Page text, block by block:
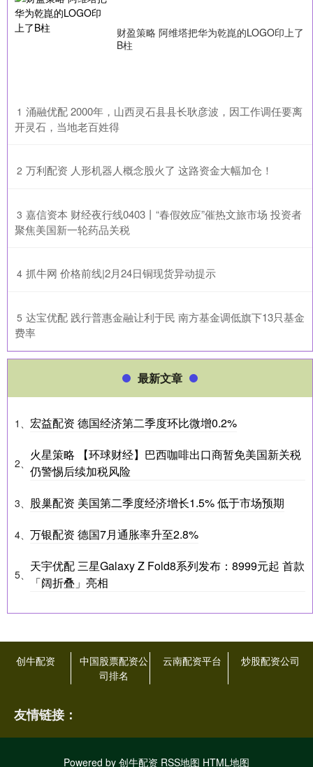
财盈策略 阿维塔把华为乾崑的LOGO印上了
B柱
1 ​涌融优配 2000年，山西灵石县县长耿彦波，因工作调任要离
开灵石，当地老百姓得
2 ​万利配资 人形机器人概念股火了 这路资金大幅加仓！
3 ​嘉信资本 财经夜行线0403丨“春假效应”催热文旅市场 投资者
聚焦美国新一轮药品关税
4 ​抓牛网 价格前线|2月24日铜现货异动提示
5 ​达宝优配 践行普惠金融让利于民 南方基金调低旗下13只基金
费率
最新文章
1、 宏益配资 德国经济第二季度环比微增0.2%
2、
火星策略 【环球财经】巴西咖啡出口商暂免美国新关税
仍警惕后续加税风险
3、 股巢配资 美国第二季度经济增长1.5% 低于市场预期
4、 万银配资 德国7月通胀率升至2.8%
5、
天宇优配 三星Galaxy Z Fold8系列发布：8999元起 首款
「阔折叠」亮相
创牛配资
中国股票配资公
司排名
云南配资平台 炒股配资公司
友情链接：
Powered by 创牛配资 RSS地图 HTML地图